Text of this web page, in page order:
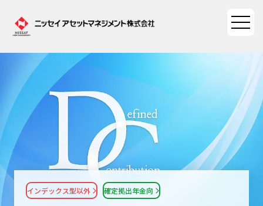
ファンド情報
ファンド検索
ファンド比較
マーケット情報TOP
マーケット指数
資産形成ポータル
資産形成ポータルTOP
サステナビリティ
インデックス型以外 確定拠出年金向